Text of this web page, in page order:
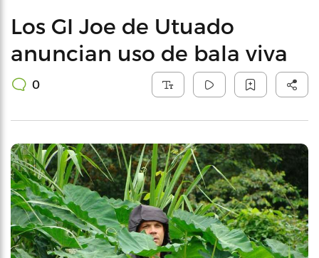
Los GI Joe de Utuado
anuncian uso de bala viva
0